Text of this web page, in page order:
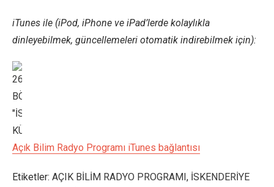
iTunes ile (iPod, iPhone ve iPad’lerde kolaylıkla
dinleyebilmek, güncellemeleri otomatik indirebilmek için):
Açık Bilim Radyo Programı iTunes bağlantısı
Etiketler: AÇIK BİLİM RADYO PROGRAMI, İSKENDERİYE